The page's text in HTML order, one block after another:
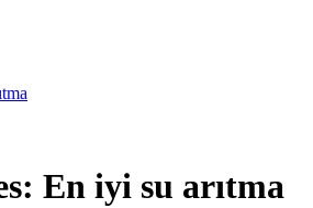
En iyi su arıtma